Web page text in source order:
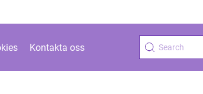
Kontakta oss